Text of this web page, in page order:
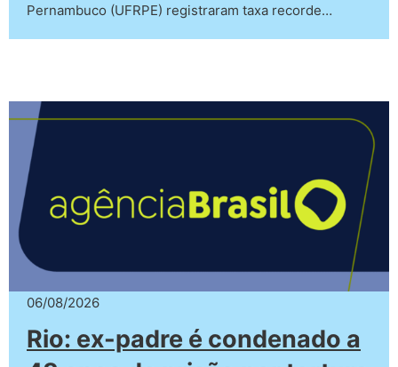
Pernambuco (UFRPE) registraram taxa recorde…
06/08/2026
Rio: ex-padre é condenado a